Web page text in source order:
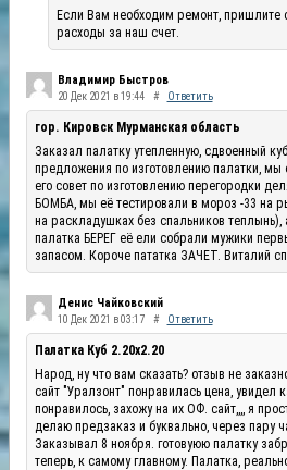
Если Вам необходим ремонт,
расходы за наш счет.
Владимир Быстров
20 Дек 2021 в 19:44 # Ответить
гор. Кировск Мурманская область
Заказал палатку утепленную, сдвоенный
предложения по изготовлению палатки, мы
его совет по изготовлению перегородки
БОМБА, мы её тестировали в мороз -33 на
на раскладушках без спальников
палатка БЕРЕГ её ели собрали мужики
запасом. Короче пататка ЗАЧЕТ. Виталий
Денис Чайковский
10 Дек 2021 в 03:17 # Ответить
Палатка Куб 2.20x2.20
Народ, ну что вам сказать? отзыв не
сайт "Уралзонт" понравилась цена, увидел
понравилось, захожу на их ОФ. сайт,,,, я
делаю предзаказ и буквально, через пару
Заказывал 8 ноября. готовуюю палатку
теперь, к самому главному. Палатка,